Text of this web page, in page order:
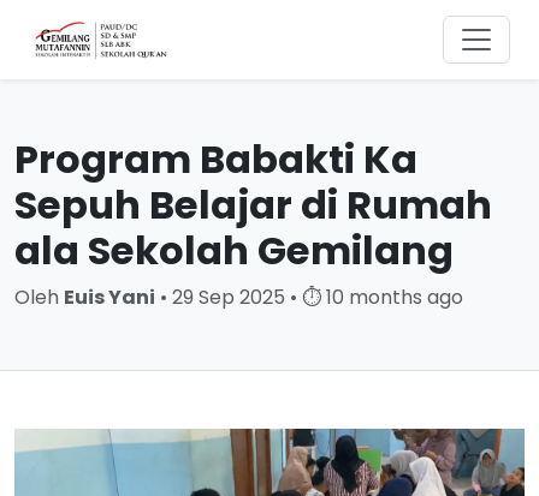
Program Babakti Ka
Sepuh Belajar di Rumah
ala Sekolah Gemilang
Oleh Euis Yani • 29 Sep 2025 • ⏱ 10 months ago